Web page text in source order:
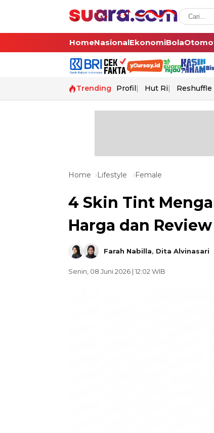
HomeNasionalEkonomiBola
Trending Profil Hut Ri
Home Lifestyle Female
4 Skin Tint
Harga dan
Farah Nabilla, Dita Alvinasari
Senin, 08 Juni 2026 | 12:02 WIB